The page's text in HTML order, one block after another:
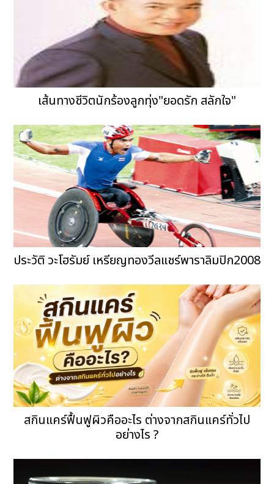
เส้นทางชีวิตนักร้องลูกทุ่ง"ยอดรัก สลักใจ"
ประวัติ วะโฮรัมย์ เหรียญทองวีลแชร์พาราลิมปิก2008
สกินแคร์ฟื้นฟูผิวคืออะไร ต่างจากสกินแคร์ทั่วไป
อย่างไร ?